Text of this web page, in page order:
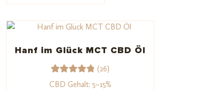
Kundenb
Hanf im Glück MCT CBD Öl
Bewerte
26
(26)
CBD Gehalt: 5–15%